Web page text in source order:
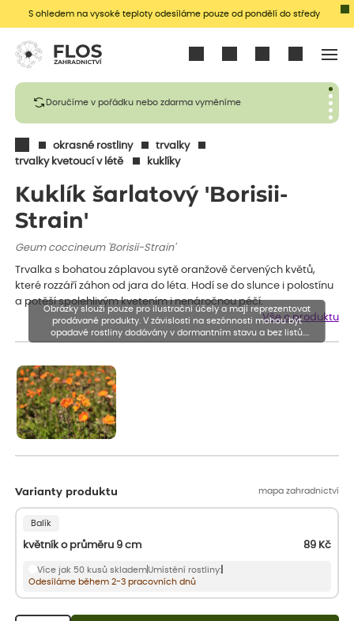
S ohledem na vysoké teploty odesíláme pouze od pondělí do středy
Doručíme v pořádku nebo zdarma vyměníme
okrasné rostliny
trvalky
trvalky kvetoucí v létě
kuklíky
Kuklík šarlatový 'Borisii-
Strain'
Geum coccineum 'Borisii-Strain'
Trvalka s bohatou záplavou sytě oranžově červených květů,
které rozzáří záhon od jara do léta. Hodí se do slunce i polostínu
a potěší spolehlivým kvetením i nenáročnou péčí.
Vše o produktu
Varianty produktu mapa zahradnictví
Balík
květník o průměru 9 cm 89 Kč
Více jak 50 kusů sklademUmístění rostliny:
Odesíláme během 2-3 pracovních dnů
Obrázky slouží pouze pro ilustrační účely a mají reprezentovat
prodávané produkty. V závislosti na sezónnosti mohou být
opadavé rostliny dodávány v dormantním stavu a bez listů.
Rostliny mohou být také sestřiženy níže, než je uvedená výška,